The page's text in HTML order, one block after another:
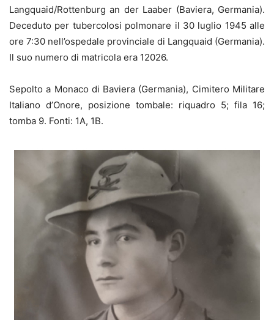
Langquaid/Rottenburg an der Laaber (Baviera, Germania).
Deceduto per tubercolosi polmonare il 30 luglio 1945 alle
ore 7:30 nell’ospedale provinciale di Langquaid (Germania).
Il suo numero di matricola era 12026.
Sepolto a Monaco di Baviera (Germania), Cimitero Militare
Italiano d’Onore, posizione tombale: riquadro 5; fila 16;
tomba 9. Fonti: 1A, 1B.